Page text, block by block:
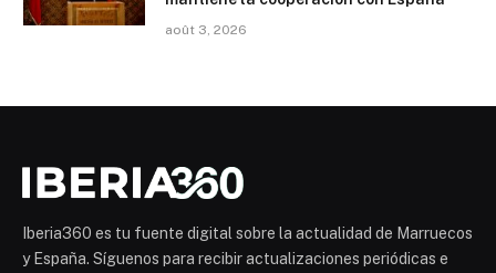
août 3, 2026
Iberia360 es tu fuente digital sobre la actualidad de Marruecos
y España. Síguenos para recibir actualizaciones periódicas e